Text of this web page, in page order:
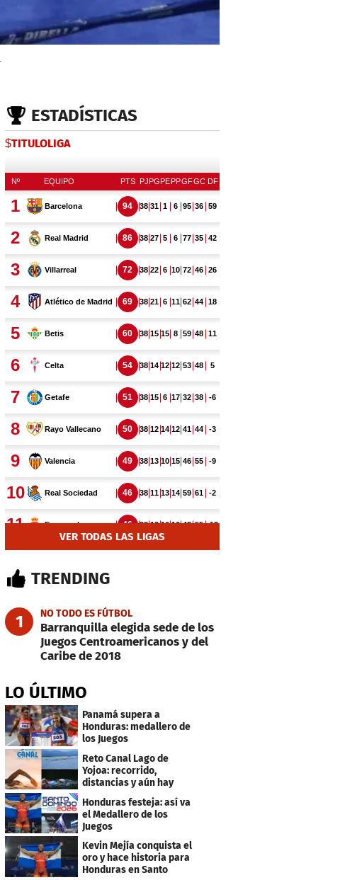
ESTADÍSTICAS
$TITULOLIGA
VER TODAS LAS LIGAS
TRENDING
1 NO TODO ES FÚTBOL
Barranquilla elegida sede de los
Juegos Centroamericanos y del
Caribe de 2018
LO ÚLTIMO
Panamá supera a
Honduras: medallero de
los Juegos
Centroamericanos
Reto Canal Lago de
Yojoa: recorrido,
distancias y aún hay
Honduras festeja: así va
el Medallero de los
Juegos
Centroamericanos y
Caribe 2026
Kevin Mejía conquista el
oro y hace historia para
Honduras en Santo